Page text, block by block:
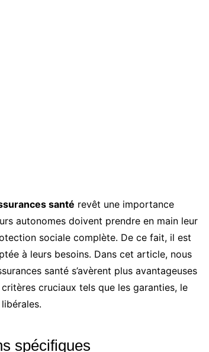
santé revêt une importance
autonomes doivent prendre en main leur
sociale complète. De ce fait, il est
à leurs besoins. Dans cet article, nous
santé s’avèrent plus avantageuses
cruciaux tels que les garanties, le
spécifiques